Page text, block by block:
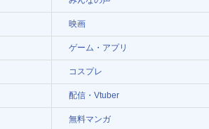
映画
ゲーム・アプリ
コスプレ
配信・Vtuber
無料マンガ